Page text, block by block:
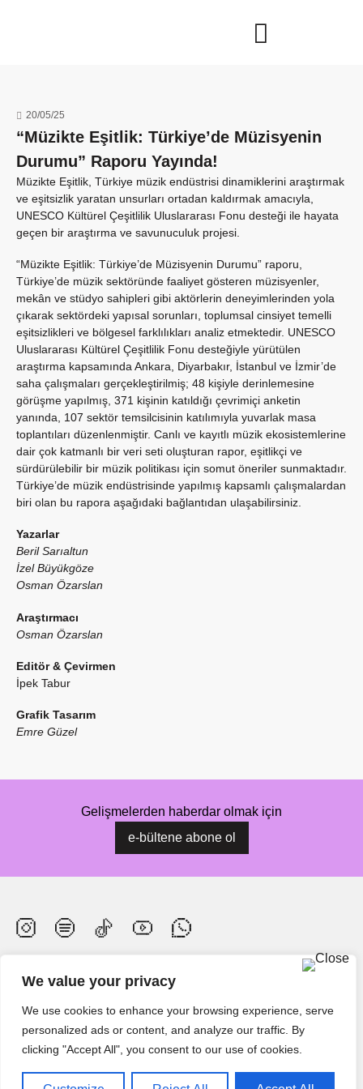
We value your privacy
We use cookies to enhance your browsing experience, serve
personalized ads or content, and analyze our traffic. By
clicking "Accept All", you consent to our use of cookies.
20/05/25
“Müzikte Eşitlik: Türkiye’de Müzisyenin
Durumu” Raporu Yayında!
Müzikte Eşitlik, Türkiye müzik endüstrisi dinamiklerini araştırmak
ve eşitsizlik yaratan unsurları ortadan kaldırmak amacıyla,
UNESCO Kültürel Çeşitlilik Uluslararası Fonu desteği ile hayata
geçen bir araştırma ve savunuculuk projesi.
“Müzikte Eşitlik: Türkiye’de Müzisyenin Durumu” raporu,
Türkiye’de müzik sektöründe faaliyet gösteren müzisyenler,
mekân ve stüdyo sahipleri gibi aktörlerin deneyimlerinden yola
çıkarak sektördeki yapısal sorunları, toplumsal cinsiyet temelli
eşitsizlikleri ve bölgesel farklılıkları analiz etmektedir. UNESCO
Uluslararası Kültürel Çeşitlilik Fonu desteğiyle yürütülen
araştırma kapsamında Ankara, Diyarbakır, İstanbul ve İzmir’de
saha çalışmaları gerçekleştirilmiş; 48 kişiyle derinlemesine
görüşme yapılmış, 371 kişinin katıldığı çevrimiçi anketin
yanında, 107 sektör temsilcisinin katılımıyla yuvarlak masa
toplantıları düzenlenmiştir. Canlı ve kayıtlı müzik ekosistemlerine
dair çok katmanlı bir veri seti oluşturan rapor, eşitlikçi ve
sürdürülebilir bir müzik politikası için somut öneriler sunmaktadır.
Türkiye’de müzik endüstrisinde yapılmış kapsamlı çalışmalardan
biri olan bu rapora aşağıdaki bağlantıdan ulaşabilirsiniz.
Yazarlar
Beril Sarıaltun
İzel Büyükgöze
Osman Özarslan
Araştırmacı
Osman Özarslan
Editör & Çevirmen
İpek Tabur
Grafik Tasarım
Emre Güzel
Gelişmelerden haberdar olmak için
e-bültene abone ol
Bu Festival Bizim
Müzikte Eşitlik Projesi
Bizi Buluşturan Mekanlar
Kreşendo Hakkında
Haberler